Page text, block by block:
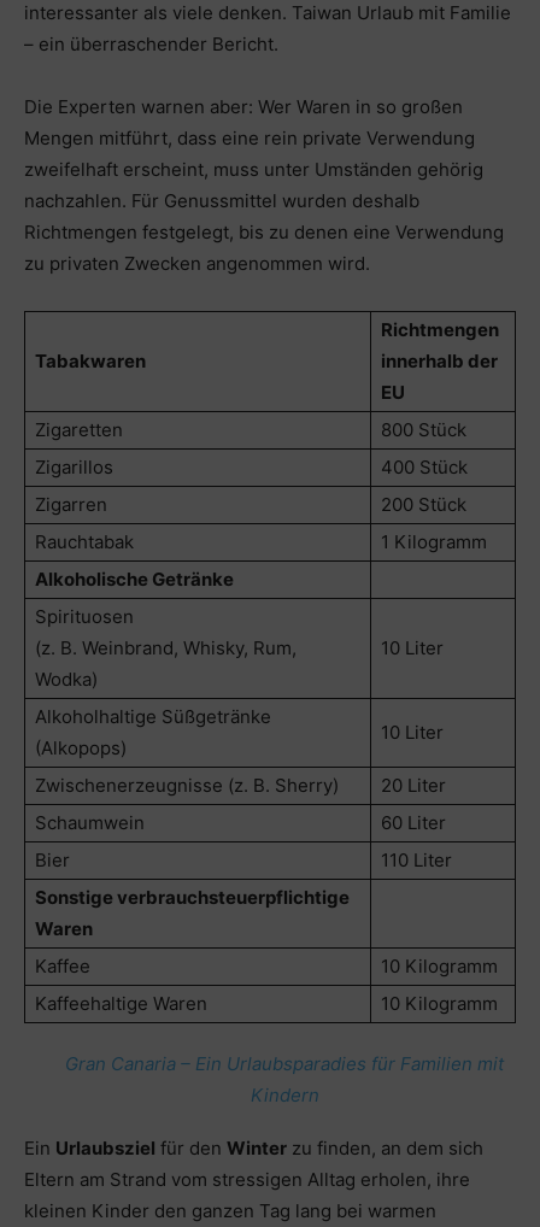
interessanter als viele denken. Taiwan Urlaub mit Familie
– ein überraschender Bericht.
Die Experten warnen aber: Wer Waren in so großen
Mengen mitführt, dass eine rein private Verwendung
zweifelhaft erscheint, muss unter Umständen gehörig
nachzahlen. Für Genussmittel wurden deshalb
Richtmengen festgelegt, bis zu denen eine Verwendung
zu privaten Zwecken angenommen wird.
Tabakwaren
Richtmengen
innerhalb der
EU
Zigaretten
800 Stück
Zigarillos
400 Stück
Zigarren
200 Stück
Rauchtabak
1 Kilogramm
Alkoholische Getränke
Spirituosen
(z. B. Weinbrand, Whisky, Rum,
Wodka)
10 Liter
Alkoholhaltige Süßgetränke
(Alkopops)
10 Liter
Zwischenerzeugnisse (z. B. Sherry)
20 Liter
Schaumwein
60 Liter
Bier
110 Liter
Sonstige verbrauchsteuerpflichtige
Waren
Kaffee
10 Kilogramm
Kaffeehaltige Waren
10 Kilogramm
Gran Canaria – Ein Urlaubsparadies für Familien mit
Kindern
Ein Urlaubsziel für den Winter zu finden, an dem sich
Eltern am Strand vom stressigen Alltag erholen, ihre
kleinen Kinder den ganzen Tag lang bei warmen